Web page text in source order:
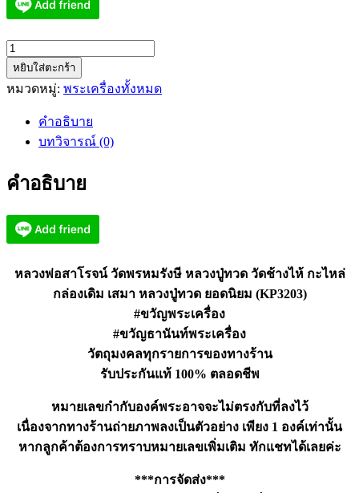
จำนวน
หลวง
พ่อ
รัง
หลวง
วัด
หยิบใส่ตะกร้า
หมวดหมู่: พระเครื่องทั้งหมด
คำอธิบาย
บทวิจารณ์ (0)
คำอธิบาย
หลวงพ่อสาโรจน์ วัดพรหมรังษี หลวงปู่ทวด วัดช้างไห้ กะไหล่
กล่องเดิม เสมา หลวงปู่ทวด ยอดนิยม (KP3203)
#ขวัญพระเครื่อง
#ขวัญธานันท์พระเครื่อง
วัตถุมงคลทุกรายการของทางร้าน
รับประกันแท้ 100% ตลอดชีพ
หมายเลขกำกับองค์พระอาจจะไม่ตรงกับที่ลงไว้
เนื่องจากทางร้านถ่ายภาพลงเป็นตัวอย่าง เพียง 1 องค์เท่านั้น
หากลูกค้าต้องการทราบหมายเลขเพิ่มเติม ทักแชทได้เลยค่ะ
***การจัดส่ง***